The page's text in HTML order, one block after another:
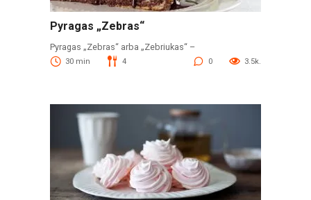
Pyragas „Zebras“
Pyragas „Zebras“ arba „Zebriukas“ –
30 min 4 0 3.5k.